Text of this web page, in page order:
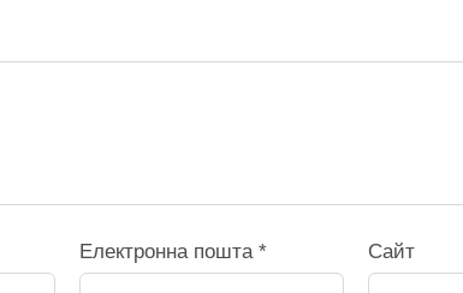
Електронна пошта* Сайт